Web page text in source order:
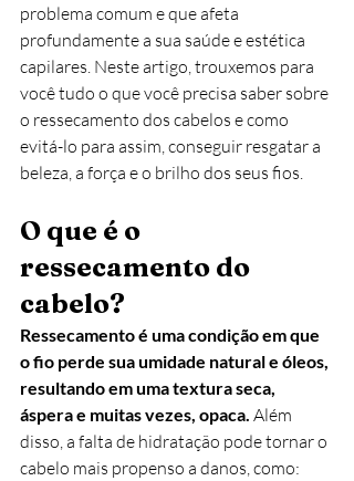
problema comum e que afeta
profundamente a sua saúde e estética
capilares. Neste artigo, trouxemos para
você tudo o que você precisa saber sobre
o ressecamento dos cabelos e como
evitá-lo para assim, conseguir resgatar a
beleza, a força e o brilho dos seus fios.
O que é o
ressecamento do
cabelo?
Ressecamento é uma condição em que
o fio perde sua umidade natural e óleos,
resultando em uma textura seca,
áspera e muitas vezes, opaca. Além
disso, a falta de hidratação pode tornar o
cabelo mais propenso a danos, como: